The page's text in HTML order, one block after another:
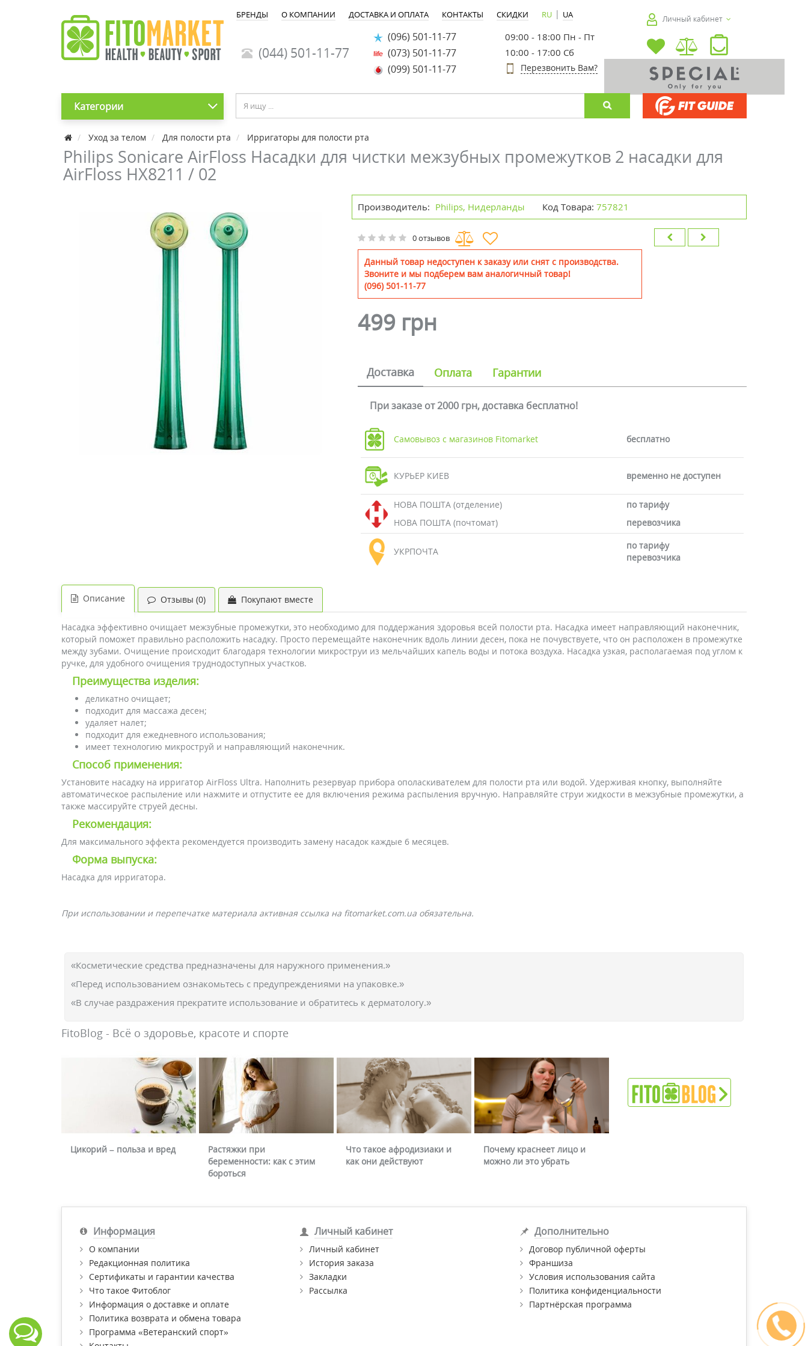
БРЕНДЫ О КОМПАНИИ ДОСТАВКА И ОПЛАТА КОНТАКТЫ СКИДКИ RU | UA
(044) 501-11-77
(096) 501-11-77
(073) 501-11-77
(099) 501-11-77
09:00 - 18:00 Пн - Пт
10:00 - 17:00 Сб
Перезвонить Вам?
Личный кабинет
Категории
Уход за телом Для полости рта Ирригаторы для полости рта
Philips Sonicare AirFloss Насадки для чистки межзубных промежутков 2 насадки для
AirFloss HX8211 / 02
Производитель: Philips, Нидерланды Код Товара: 757821
0 отзывов
Данный товар недоступен к заказу или снят с производства.
Звоните и мы подберем вам аналогичный товар!
(096) 501-11-77
499 грн
Доставка Оплата Гарантии
При заказе от 2000 грн, доставка бесплатно!
Самовывоз с магазинов Fitomarket бесплатно
КУРЬЕР КИЕВ временно не доступен
НОВА ПОШТА (отделение)
по тарифу
НОВА ПОШТА (почтомат)
перевозчика
УКРПОЧТА
по тарифу
перевозчика
Описание Отзывы (0) Покупают вместе
Насадка эффективно очищает межзубные промежутки, это необходимо для поддержания здоровья всей полости рта. Насадка имеет направляющий наконечник,
который поможет правильно расположить насадку. Просто перемещайте наконечник вдоль линии десен, пока не почувствуете, что он расположен в промежутке
между зубами. Очищение происходит благодаря технологии микроструи из мельчайших капель воды и потока воздуха. Насадка узкая, располагаемая под углом к
ручке, для удобного очищения труднодоступных участков.
Преимущества изделия:
деликатно очищает;
подходит для массажа десен;
удаляет налет;
подходит для ежедневного использования;
имеет технологию микроструй и направляющий наконечник.
Способ применения:
Установите насадку на ирригатор AirFloss Ultra. Наполнить резервуар прибора ополаскивателем для полости рта или водой. Удерживая кнопку, выполняйте
автоматическое распыление или нажмите и отпустите ее для включения режима распыления вручную. Направляйте струи жидкости в межзубные промежутки, а
также массируйте струей десны.
Рекомендация:
Для максимального эффекта рекомендуется производить замену насадок каждые 6 месяцев.
Форма выпуска:
Насадка для ирригатора.
При использовании и перепечатке материала активная ссылка на fitomarket.com.ua обязательна.
«Косметические средства предназначены для наружного применения.»
«Перед использованием ознакомьтесь с предупреждениями на упаковке.»
«В случае раздражения прекратите использование и обратитесь к дерматологу.»
FitoBlog - Всё о здоровье, красоте и спорте
Цикорий – польза и вред
Растяжки при
беременности: как с этим
бороться
Что такое афродизиаки и
как они действуют
Почему краснеет лицо и
можно ли это убрать
Информация
О компании
Редакционная политика
Сертификаты и гарантии качества
Что такое Фитоблог
Информация о доставке и оплате
Политика возврата и обмена товара
Программа «Ветеранский спорт»
Личный кабинет
Личный кабинет
История заказа
Закладки
Рассылка
Дополнительно
Договор публичной оферты
Франшиза
Условия использования сайта
Политика конфиденциальности
Партнёрская программа